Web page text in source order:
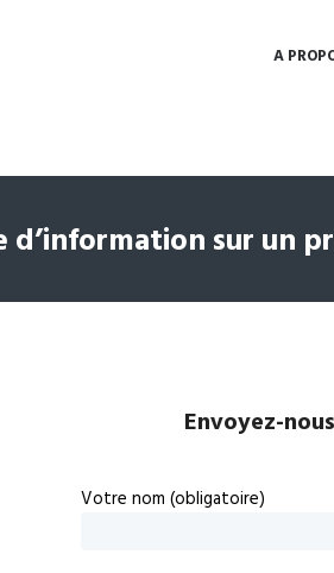
A
d’information sur un
Envoyez-
Votre nom (obligatoire)